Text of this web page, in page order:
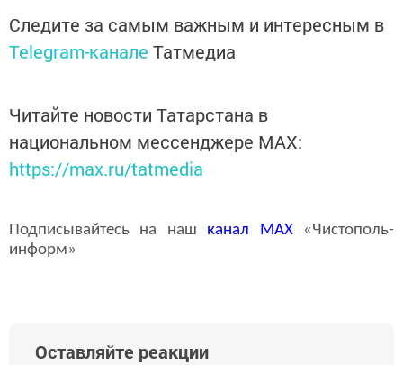
Следите за самым важным и интересным в
Telegram-канале Татмедиа
Читайте новости Татарстана в
национальном мессенджере MАХ:
https://max.ru/tatmedia
Подписывайтесь на наш канал MAX«Чистополь-
информ»
Оставляйте реакции